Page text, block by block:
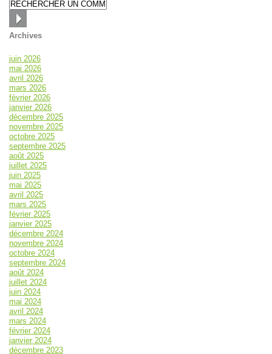
Archives
juin 2026
mai 2026
avril 2026
mars 2026
février 2026
janvier 2026
décembre 2025
novembre 2025
octobre 2025
septembre 2025
août 2025
juillet 2025
juin 2025
mai 2025
avril 2025
mars 2025
février 2025
janvier 2025
décembre 2024
novembre 2024
octobre 2024
septembre 2024
août 2024
juillet 2024
juin 2024
mai 2024
avril 2024
mars 2024
février 2024
janvier 2024
décembre 2023